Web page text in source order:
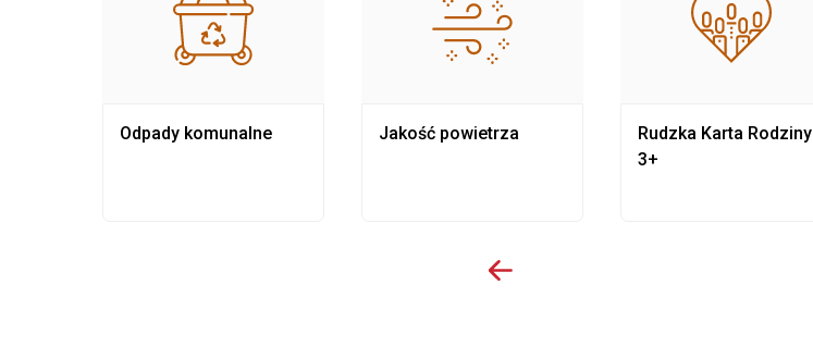
Odpady komunalne Jakość powietrza
Rudzka Karta Rodziny
3+